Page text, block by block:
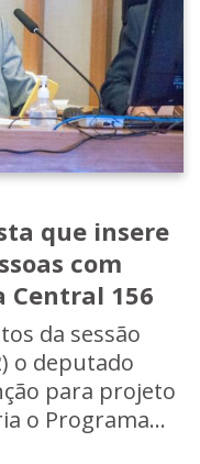
que insere
com
156
da sessão
o deputado
para projeto
o Programa...